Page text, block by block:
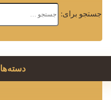
جستجو برای:
دسته‌ها